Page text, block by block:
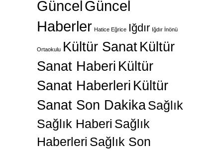
GüncelGüncel
Haberler Hatice Eğrice Iğdır Iğdır İnönü
Ortaokulu Kültür SanatKültür
Sanat Haberi Kültür
Sanat Haberleri Kültür
Sanat Son DakikaSağlık
Sağlık Haberi Sağlık
Haberleri Sağlık Son